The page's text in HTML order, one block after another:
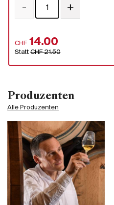
Produzenten
Alle Produzenten
CHF 14.00
StattCHF 21.50
- +